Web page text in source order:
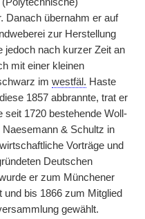
Danach übernahm er auf
zur Herstellung
jedoch nach kurzer Zeit an
mit einer kleinen
im westfäl. Haste
1857 abbrannte, trat er
seit 1720 bestehende Woll-
& Schultz in
Vorträge und
Deutschen
er zum Münchener
und bis 1866 zum Mitglied
gewählt.